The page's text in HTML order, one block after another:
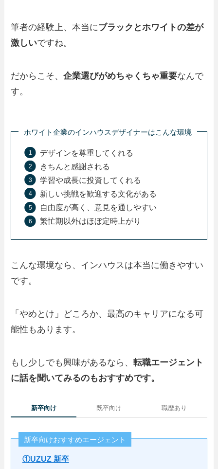
筆者の経験上、本当にブラックとホワイトの差が
激しいですね。
だからこそ、企業選びがめちゃくちゃ重要なんで
す。
ホワイト企業のインハウスデザイナーはこんな環境
デザインを尊重してくれる
きちんと感謝される
学習や成長に投資してくれる
新しい挑戦を歓迎する文化がある
自由度が高く、意見を通しやすい
繁忙期以外はほぼ定時上がり
こんな環境なら、インハウスは本当に働きやすい
です。
「やめとけ」どころか、最高のキャリアになる可
能性もあります。
もし少しでも興味があるなら、転職エージェント
に話を聞いてみるのもおすすめです。
新卒向け 既卒向け 職歴あり
新卒向けおすすめエージェント
①UZUZ 新卒